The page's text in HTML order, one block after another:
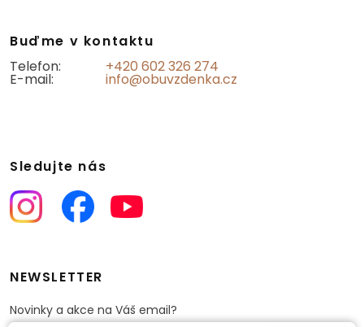
Buďme v kontaktu
Telefon:
+420 602 326 274
E-mail: info@obuvzdenka.cz
Sledujte nás
NEWSLETTER
Novinky a akce na Váš email?